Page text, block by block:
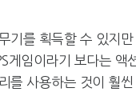
기를 획득할 수 있지
게임이라기 보다는
를 사용하는 것이 훨